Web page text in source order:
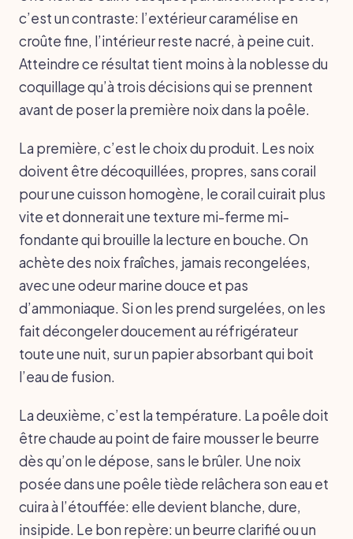
c’est un contraste: l’extérieur caramélise en
croûte fine, l’intérieur reste nacré, à peine cuit.
Atteindre ce résultat tient moins à la noblesse du
coquillage qu’à trois décisions qui se prennent
avant de poser la première noix dans la poêle.
La première, c’est le choix du produit. Les noix
doivent être décoquillées, propres, sans corail
pour une cuisson homogène, le corail cuirait plus
vite et donnerait une texture mi-ferme mi-
fondante qui brouille la lecture en bouche. On
achète des noix fraîches, jamais recongelées,
avec une odeur marine douce et pas
d’ammoniaque. Si on les prend surgelées, on les
fait décongeler doucement au réfrigérateur
toute une nuit, sur un papier absorbant qui boit
l’eau de fusion.
La deuxième, c’est la température. La poêle doit
être chaude au point de faire mousser le beurre
dès qu’on le dépose, sans le brûler. Une noix
posée dans une poêle tiède relâchera son eau et
cuira à l’étouffée: elle devient blanche, dure,
insipide. Le bon repère: un beurre clarifié ou un